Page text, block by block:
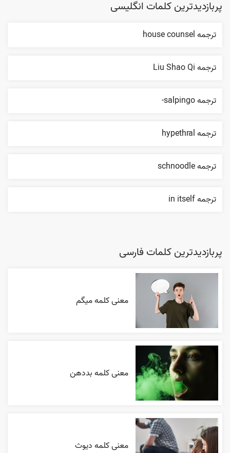
پربازدیدترین کلمات انگلیسی
ترجمه house counsel
ترجمه Liu Shao Qi
ترجمه salpingo-
ترجمه hypethral
ترجمه schnoodle
ترجمه in itself
پربازدیدترین کلمات فارسی
معنی کلمه میگم
معنی کلمه بددهن
معنی کلمه دیوث